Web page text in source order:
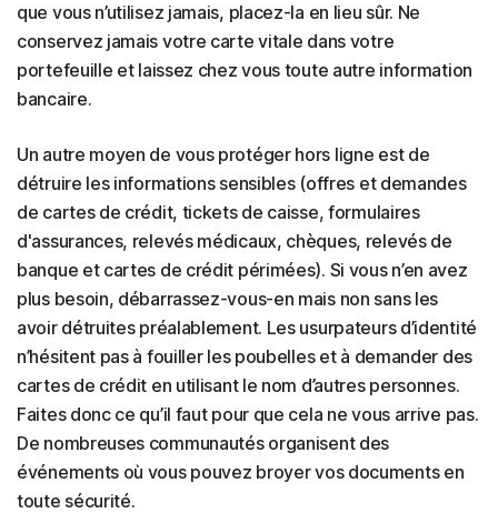
que vous n’utilisez jamais, placez-la en lieu sûr. Ne
conservez jamais votre carte vitale dans votre
portefeuille et laissez chez vous toute autre information
bancaire.
Un autre moyen de vous protéger hors ligne est de
détruire les informations sensibles (offres et demandes
de cartes de crédit, tickets de caisse, formulaires
d'assurances, relevés médicaux, chèques, relevés de
banque et cartes de crédit périmées). Si vous n’en avez
plus besoin, débarrassez-vous-en mais non sans les
avoir détruites préalablement. Les usurpateurs d’identité
n’hésitent pas à fouiller les poubelles et à demander des
cartes de crédit en utilisant le nom d’autres personnes.
Faites donc ce qu’il faut pour que cela ne vous arrive pas.
De nombreuses communautés organisent des
événements où vous pouvez broyer vos documents en
toute sécurité.